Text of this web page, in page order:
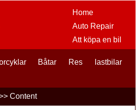
Home
Auto Repair
Att köpa en bil
eftermarknaden
Båtar Res lastbilar
Content